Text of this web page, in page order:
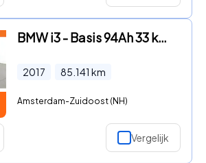
BMW i3 - Basis 94Ah 33 kWh |VE90448|
2017 85.141 km
Amsterdam-Zuidoost (NH)
Vergelijk